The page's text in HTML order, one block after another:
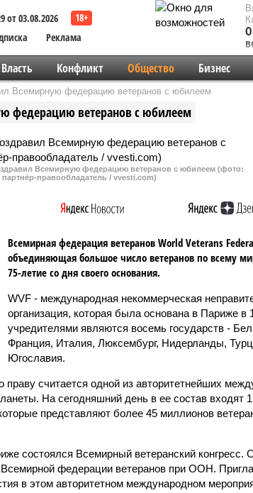
от 03.08.2026
Реклама
Власть Конфликт Общество Бизнес
Всемирную федерацию ветеранов с юбилеем
федерацию ветеранов с юбилеем
Всемирную федерацию ветеранов с юбилеем (фото:
партнёр-правообладатель / vvesti.com)
Всемирная федерация ветеранов World Veterans
объединяющая большое число ветеранов по всему
75-летие со дня своего основания.
WVF - международная некоммерческая
организация, которая была основана в Париже в
учредителями являются восемь государств -
Франция, Италия, Люксембург, Нидерланды,
Югославия.
праву считается одной из авторитетнейших
На сегодняшний день в ее состав входят
представляют более 45 миллионов
состоялся Всемирный ветеранский конгресс.
федерации ветеранов при ООН.
в этом авторитетном международном